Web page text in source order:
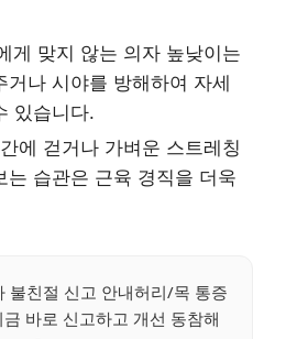
게 맞지 않는 의자 높낮이는
거나 시야를 방해하여 자세
있습니다.
에 걷거나 가벼운 스트레칭
는 습관은 근육 경직을 더욱
불친절 신고 안내허리/목 통증
바로 신고하고 개선 동참해